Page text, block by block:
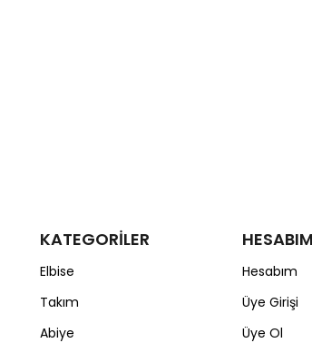
KATEGORİLER
Elbise
Takım
Abiye
HESABIM
Hesabım
Üye Girişi
Üye Ol